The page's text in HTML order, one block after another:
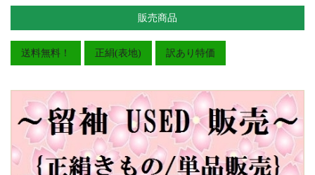
販売商品
送料無料！ 正絹(表地) 訳あり特価